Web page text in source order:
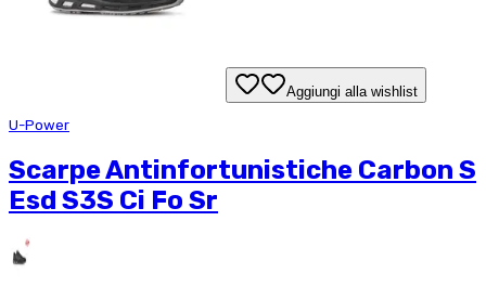
Aggiungi alla wishlist
U-Power
Scarpe Antinfortunistiche Carbon S
Esd S3S Ci Fo Sr